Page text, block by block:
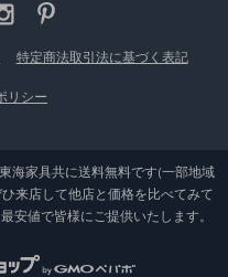
特定商法取引法に基づく表記
リシー
海家具共に送料無料です(一部地域
来店して他店と価格を比べてみて
安値で皆様にご提供いたします。